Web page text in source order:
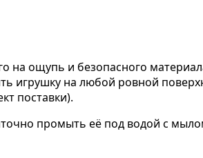
на ощупь и безопасного
игрушку на любой ровной
поставки).
промыть её под водой с